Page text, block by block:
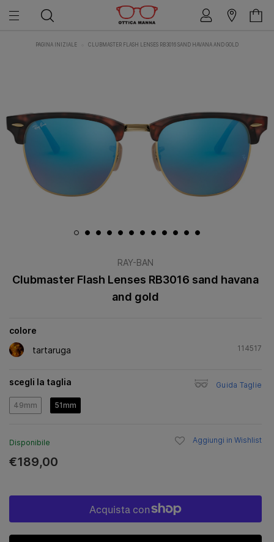
PAGINA INIZIALE CLUBMASTER FLASH LENSES RB3016 SAND HAVANA AND GOLD
RAY-BAN
Clubmaster Flash Lenses RB3016 sand havana
and gold
colore
tartaruga
114517
scegli la taglia Guida Taglie
49mm 51mm
Disponibile
€189,00
Aggiungi in Wishlist